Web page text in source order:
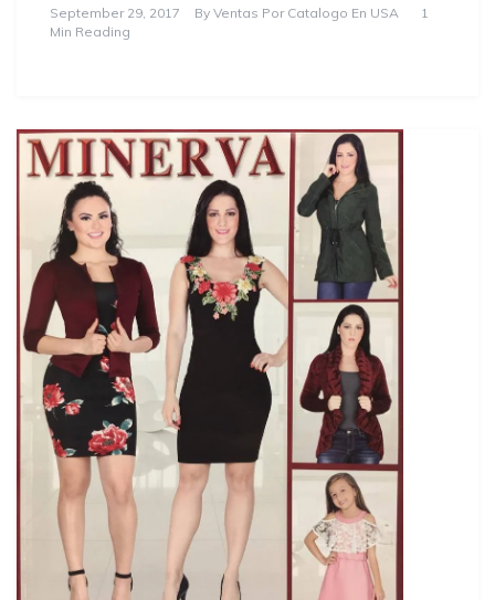
September 29, 2017 By Ventas Por Catalogo En USA
1
Min Reading